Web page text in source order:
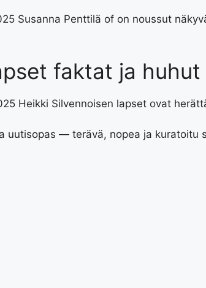
Susanna Penttilä of on noussut
faktat ja
Heikki Silvennoisen lapset ovat
— terävä, nopea ja kuratoitu